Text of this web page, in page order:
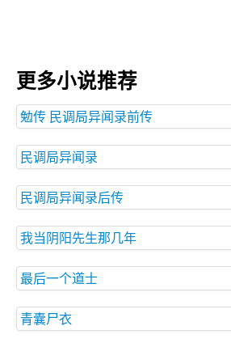
更多小说推荐
勉传 民调局异闻录前传
民调局异闻录
民调局异闻录后传
我当阴阳先生那几年
最后一个道士
青囊尸衣